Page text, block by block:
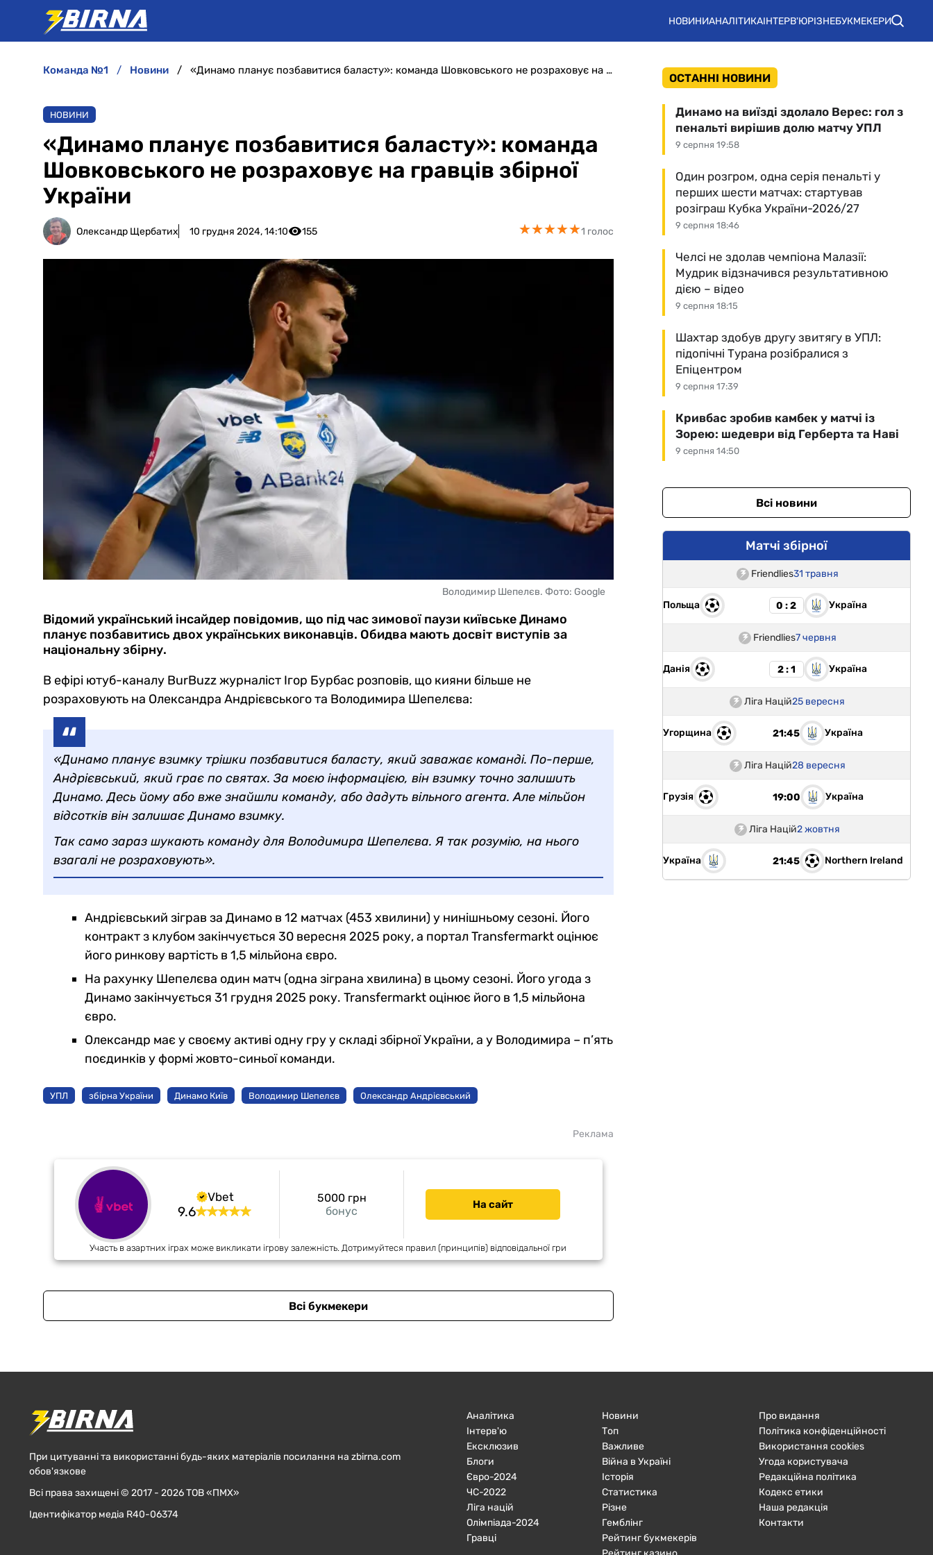
НОВИНИАНАЛІТИКАІНТЕРВ'ЮРІЗНЕБУКМЕКЕРИ
команда №1 новини «Динамо планує позбавитися баласту»: команда Шовковського не розраховує на гравців збірної України
НОВИНИ
«Динамо планує позбавитися баласту»: команда
Шовковського не розраховує на гравців збірної
України
Олександр Щербатих 10 грудня 2024, 14:10 155 ★★★★★
★★★★★1 голос
Володимир Шепелєв. Фото: Google
Відомий український інсайдер повідомив, що під час зимової паузи київське Динамо
планує позбавитись двох українських виконавців. Обидва мають досвіт виступів за
національну збірну.
В ефірі ютуб-каналу BurBuzz журналіст Ігор Бурбас розповів, що кияни більше не
розраховують на Олександра Андрієвського та Володимира Шепелєва:
«Динамо планує взимку трішки позбавитися баласту, який заважає команді. По-перше,
Андрієвський, який грає по святах. За моєю інформацією, він взимку точно залишить
Динамо. Десь йому або вже знайшли команду, або дадуть вільного агента. Але мільйон
відсотків він залишає Динамо взимку.
Так само зараз шукають команду для Володимира Шепелєва. Я так розумію, на нього
взагалі не розраховують».
Андрієвський зіграв за Динамо в 12 матчах (453 хвилини) у нинішньому сезоні. Його
контракт з клубом закінчується 30 вересня 2025 року, а портал Transfermarkt оцінює
його ринкову вартість в 1,5 мільйона євро.
На рахунку Шепелєва один матч (одна зіграна хвилина) в цьому сезоні. Його угода з
Динамо закінчується 31 грудня 2025 року. Transfermarkt оцінює його в 1,5 мільйона
євро.
Олександр має у своєму активі одну гру у складі збірної України, а у Володимира – п’ять
поєдинків у формі жовто-синьої команди.
УПЛ збірна України Динамо Київ Володимир Шепелєв Олександр Андрієвський
Реклама
Vbet
9.6 бонус
5000 грн На сайт
Участь в азартних іграх може викликати ігрову залежність. Дотримуйтеся правил (принципів) відповідальної гри
Всі букмекери
ОСТАННІ НОВИНИ
9 серпня 19:58
Динамо на виїзді здолало Верес: гол з
пенальті вирішив долю матчу УПЛ
9 серпня 18:46
Один розгром, одна серія пенальті у
перших шести матчах: стартував
розіграш Кубка України-2026/27
9 серпня 18:15
Челсі не здолав чемпіона Малазії:
Мудрик відзначився результативною
дією – відео
9 серпня 17:39
Шахтар здобув другу звитягу в УПЛ:
підопічні Турана розібралися з
Епіцентром
9 серпня 14:50
Кривбас зробив камбек у матчі із
Зорею: шедеври від Герберта та Наві
Всі новини
Матчі збірної
Friendlies31 травня
Польща 0 : 2 Україна
Friendlies7 червня
Данія 2 : 1 Україна
Ліга Націй25 вересня
Угорщина 21:45 Україна
Ліга Націй28 вересня
Грузія 19:00 Україна
Ліга Націй2 жовтня
Україна 21:45 Northern Ireland
При цитуванні та використанні будь-яких матеріалів посилання на zbirna.com
обов'язкове
Всі права захищені © 2017 - 2026 ТОВ «ПМХ»
Ідентифікатор медіа R40-06374
Аналітика
Інтерв'ю
Ексклюзив
Блоги
Євро-2024
ЧC-2022
Ліга націй
Олімпіада-2024
Гравці
Новини
Топ
Важливе
Війна в Україні
Історія
Статистика
Різне
Гемблінг
Рейтинг букмекерів
Про видання
Політика конфіденційності
Використання cookies
Угода користувача
Редакційна політика
Кодекс етики
Наша редакція
Контакти